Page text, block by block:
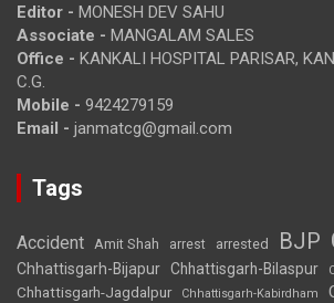
Editor - MONESH DEV SAHU
Associate - MANGALAM SALES
Office - KANKALI HOSPITAL PARISAR,
C.G.
Mobile - 9424279159
Email - janmatcg@gmail.com
Tags
Accident Amit Shah arrest arrested BJP
Chhattisgarh-Bijapur Chhattisgarh-Bilaspur
Chhattisgarh-Jagdalpur Chhattisgarh-Kabirdham